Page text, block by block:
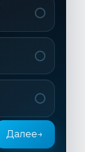
Далее→